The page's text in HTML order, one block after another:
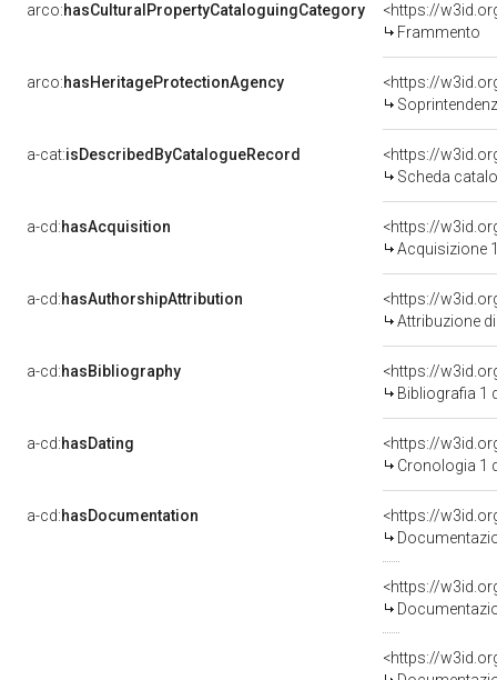
arco:hasCulturalPropertyCataloguingCategory
<https://
Frammento
arco:hasHeritageProtectionAgency
<https://
a-cat:isDescribedByCatalogueRecord
<https://
Scheda
a-cd:hasAcquisition
<https://
Acquisizione
a-cd:hasAuthorshipAttribution
Attribuzione
a-cd:hasBibliography
<https://
Bibliografia 1
a-cd:hasDating
<https://
Cronologia 1
a-cd:hasDocumentation